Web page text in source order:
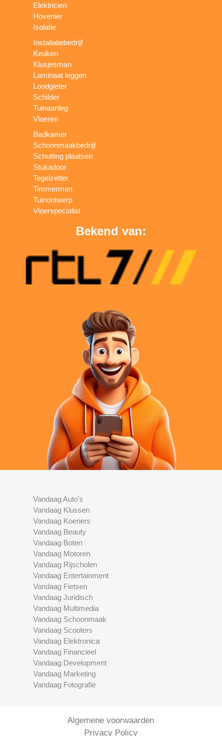
Elektricien
Hovenier
Isolatie
Installatiebedrijf
Keuken
Klusjesman
Laminaat leggen
Loodgieter
Schilder
Tuinaanleg
Vloeren
Badkamer
Schoonmaakbedrijf
Schutting plaatsen
Stukadoor
Tegelzetter
Timmerman
Tuinontwerp
Vloerspecialist
Bekend van:
Vandaag Auto's
Vandaag Klussen
Vandaag Koeriers
Vandaag Beauty
Vandaag Boten
Vandaag Motoren
Vandaag Rijscholen
Vandaag Entertainment
Vandaag Fietsen
Vandaag Juridisch
Vandaag Multimedia
Vandaag Schoonmaak
Vandaag Scooters
Vandaag Elektronica
Vandaag Financieel
Vandaag Development
Vandaag Marketing
Vandaag Fotografie
Algemene voorwaarden
Privacy Policy